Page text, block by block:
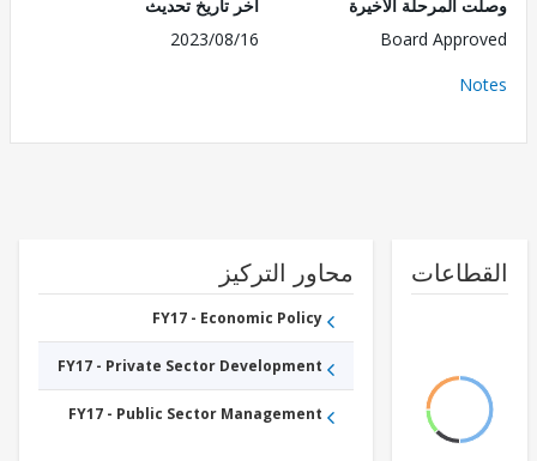
المرحلة الأخيرة
Board
اخر تاريخ تحديث
2023/08/16
محاور التركيز
FY17 - Economic Policy
FY17 - Private Sector Development
FY17 - Public Sector Management